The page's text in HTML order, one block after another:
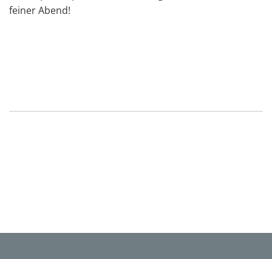
feiner Abend!